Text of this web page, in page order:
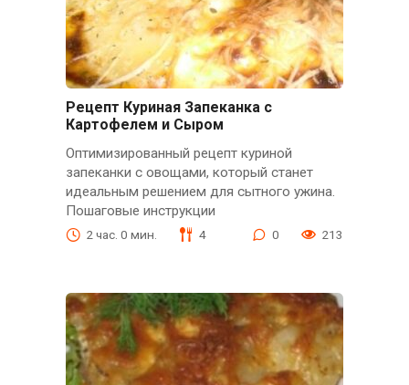
Рецепт Куриная Запеканка с
Картофелем и Сыром
Оптимизированный рецепт куриной
запеканки с овощами, который станет
идеальным решением для сытного ужина.
Пошаговые инструкции
2 час. 0 мин. 4 0 213